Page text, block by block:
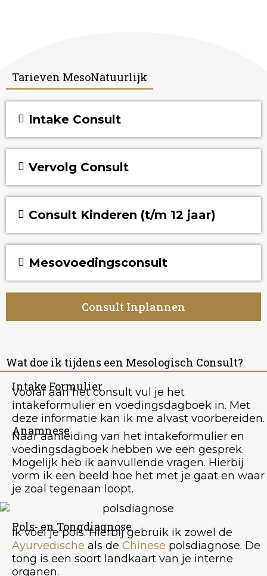
Tarieven MesoNatuurlijk
Intake Consult
Vervolg Consult
Consult Kinderen (t/m 12 jaar)
Mesovoedingsconsult
Consult Inplannen
Wat doe ik tijdens een Mesologisch Consult?
Intake Formulier
Vooraf aan het consult vul je het
intakeformulier en voedingsdagboek in. Met
deze informatie kan ik me alvast voorbereiden.
Anamnese
Naar aanleiding van het intakeformulier en
voedingsdagboek hebben we een gesprek.
Mogelijk heb ik aanvullende vragen. Hierbij
vorm ik een beeld hoe het met je gaat en waar
je zoal tegenaan loopt.
Pols- en Tongdiagnose
Ik voel je pols. Hierbij gebruik ik zowel de
Ayurvedische als de Chinese polsdiagnose. De
tong is een soort landkaart van je interne
organen.